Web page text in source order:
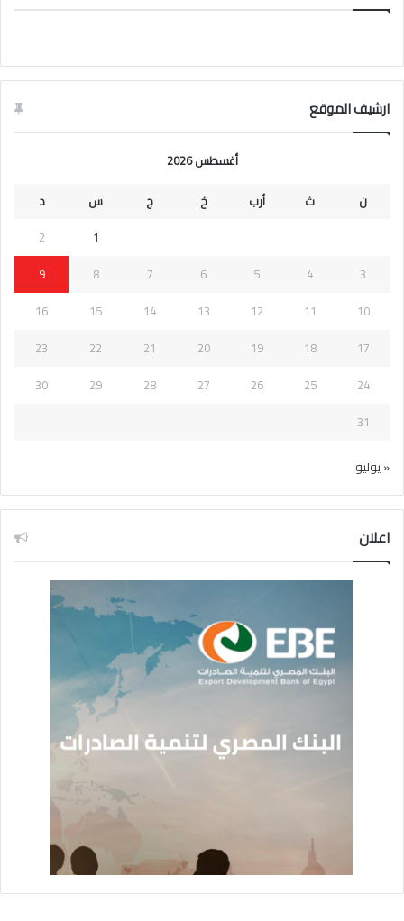
ارشيف الموقع
أغسطس 2026
ن
ث أرب خ ج س
د
1
2
3
4
5
6
7
8
9
10
11
12
13
14
15
16
17
18
19
20
21
22
23
24
25
26
27
28
29
30
31
« يوليو
اعلان